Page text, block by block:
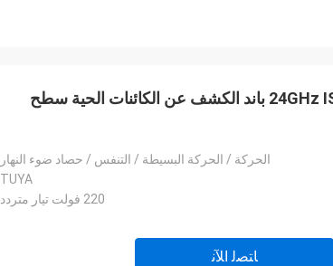
MSA201 B4 TUYA الاتصالات 24GHz ISM باند الكشف عن الكائنات الحية سطح
الحركة / الحركة البسيطة / التنفس / حصاد ضوء النهار
TUYA
220 فولت تيار متردد
ﺎﺘﺼﻟ ﺍﻶﻧ